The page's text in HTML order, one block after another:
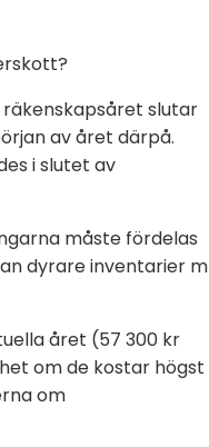
slutar
av året därpå.
i slutet av
måste fördelas
dyrare inventarier m
året (57 300 kr
om de kostar högst
om